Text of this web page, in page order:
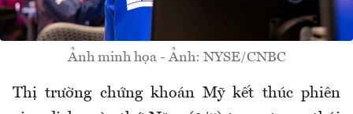
Ảnh minh họa - Ảnh: NYSE/CNBC
Thị trường chứng khoán Mỹ kết thúc phiên